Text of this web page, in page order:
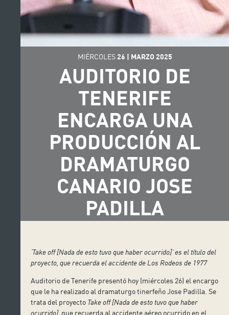
MIÉRCOLES 26 | MARZO 2025
AUDITORIO DE
TENERIFE
ENCARGA UNA
PRODUCCIÓN AL
DRAMATURGO
CANARIO JOSE
PADILLA
‘Take off [Nada de esto tuvo que haber ocurrido]’es el título del
proyecto, que recuerda el accidente de Los Rodeos de 1977
Auditorio de Tenerife presentó hoy (miércoles 26) el encargo
que le ha realizado al dramaturgo tinerfeño Jose Padilla. Se
trata del proyecto Take off [Nada de esto tuvo que haber
ocurrido], que recuerda al accidente aéreo ocurrido en el